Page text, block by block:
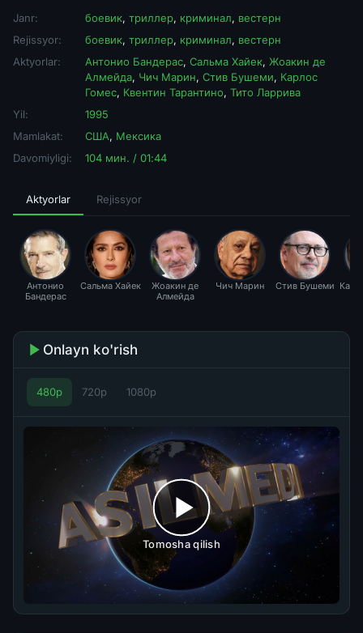
Janr: боевик, триллер, криминал, вестерн
Rejissyor:
боевик, триллер, криминал, вестерн
Aktyorlar:
Антонио Бандерас, Сальма Хайек, Жоакин де
Алмейда, Чич Марин, Стив Бушеми, Карлос
Гомес, Квентин Тарантино, Тито Ларрива
Yil:
1995
Mamlakat:
США, Мексика
Davomiyligi:
104 мин. / 01:44
Aktyorlar Rejissyor
Антонио
Бандерас
Сальма Хайек
Жоакин де
Алмейда
Чич Марин Стив Бушеми
Onlayn ko'rish
480p 720p 1080p
Tomosha qilish